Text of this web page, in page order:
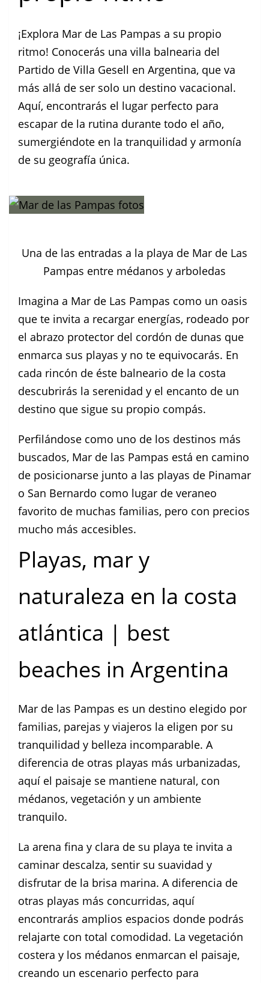
¡Explora Mar de Las Pampas a su propio
ritmo! Conocerás una villa balnearia del
Partido de Villa Gesell en Argentina, que va
más allá de ser solo un destino vacacional.
Aquí, encontrarás el lugar perfecto para
escapar de la rutina durante todo el año,
sumergiéndote en la tranquilidad y armonía
de su geografía única.
Una de las entradas a la playa de Mar de Las
Pampas entre médanos y arboledas
Imagina a Mar de Las Pampas como un oasis
que te invita a recargar energías, rodeado por
el abrazo protector del cordón de dunas que
enmarca sus playas y no te equivocarás. En
cada rincón de éste balneario de la costa
descubrirás la serenidad y el encanto de un
destino que sigue su propio compás.
Perfilándose como uno de los destinos más
buscados, Mar de las Pampas está en camino
de posicionarse junto a las playas de Pinamar
o San Bernardo como lugar de veraneo
favorito de muchas familias, pero con precios
mucho más accesibles.
Playas, mar y
naturaleza en la costa
atlántica | best
beaches in Argentina
Mar de las Pampas es un destino elegido por
familias, parejas y viajeros la eligen por su
tranquilidad y belleza incomparable. A
diferencia de otras playas más urbanizadas,
aquí el paisaje se mantiene natural, con
médanos, vegetación y un ambiente
tranquilo.
La arena fina y clara de su playa te invita a
caminar descalza, sentir su suavidad y
disfrutar de la brisa marina. A diferencia de
otras playas más concurridas, aquí
encontrarás amplios espacios donde podrás
relajarte con total comodidad. La vegetación
costera y los médanos enmarcan el paisaje,
creando un escenario perfecto para